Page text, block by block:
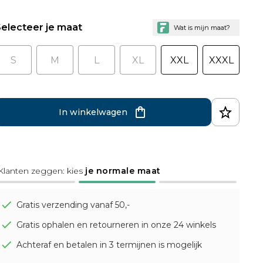
je maat
S M L XL XXL XXXL
In winkelwagen
zeggen: kies je normale maat
Gratis verzending vanaf 50,-
Gratis ophalen en retourneren in onze 24 winkels
Achteraf en betalen in 3 termijnen is mogelijk